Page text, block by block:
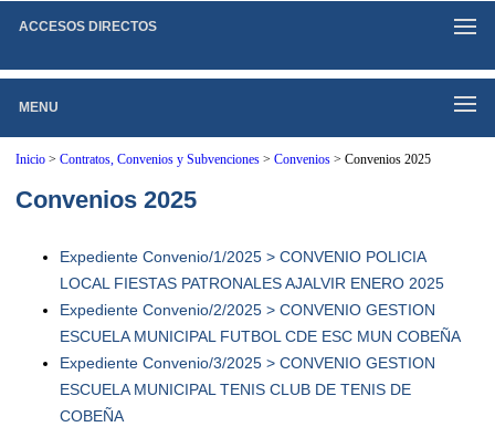
ACCESOS DIRECTOS
MENU
Inicio >Contratos, Convenios y Subvenciones >Convenios >Convenios 2025
Convenios 2025
Expediente Convenio/1/2025 > CONVENIO POLICIA
LOCAL FIESTAS PATRONALES AJALVIR ENERO 2025
Expediente Convenio/2/2025 > CONVENIO GESTION
ESCUELA MUNICIPAL FUTBOL CDE ESC MUN COBEÑA
Expediente Convenio/3/2025 > CONVENIO GESTION
ESCUELA MUNICIPAL TENIS CLUB DE TENIS DE
COBEÑA